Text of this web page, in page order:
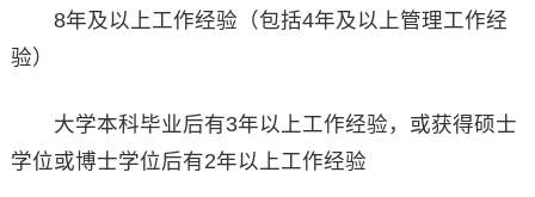
8年及以上工作经验（包括4年及以上管理工作经
验）
大学本科毕业后有3年以上工作经验，或获得硕士
学位或博士学位后有2年以上工作经验